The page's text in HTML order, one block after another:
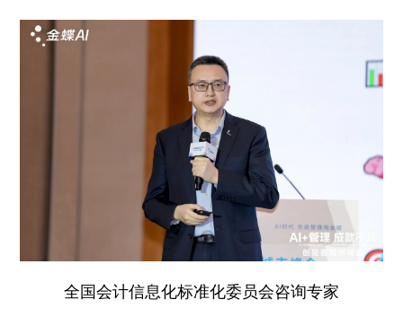
全国会计信息化标准化委员会咨询专家